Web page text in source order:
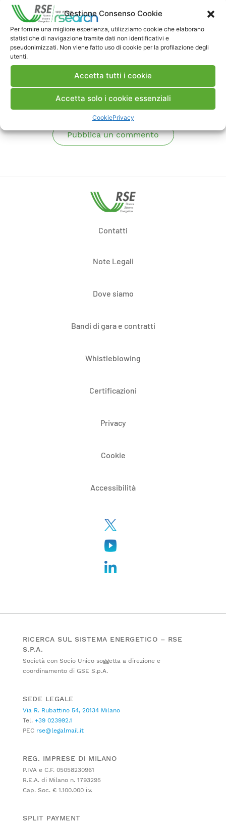
Gestione Consenso Cookie
Per fornire una migliore esperienza, utilizziamo cookie che elaborano
statistiche di navigazione tramite dati non identificativi e
pseudonimizzati. Non viene fatto uso di cookie per la profilazione degli
utenti.
Accetta tutti i cookie
Accetta solo i cookie essenziali
CookiePrivacy
(-23% a -100%), i costi di dispacciamento (-43%)
e il taglio delle energie rinnovabili (-50%).
Scarica Articolo ISI
Commenti
Pubblica un commento
Contatti
Note Legali
Dove siamo
Bandi di gara e contratti
Whistleblowing
Certificazioni
Privacy
Cookie
Accessibilità
RICERCA SUL SISTEMA ENERGETICO – RSE
S.P.A.
Società con Socio Unico soggetta a direzione e
coordinamento di GSE S.p.A.
SEDE LEGALE
Via R. Rubattino 54, 20134 Milano
Tel. +39 023992.1
PEC rse@legalmail.it
REG. IMPRESE DI MILANO
P.IVA e C.F. 05058230961
R.E.A. di Milano n. 1793295
Cap. Soc. € 1.100.000 i.v.
SPLIT PAYMENT